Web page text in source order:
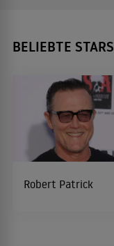
BELIEBTE STARS
Robert Patrick